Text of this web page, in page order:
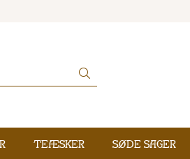
Teæsker Søde sager